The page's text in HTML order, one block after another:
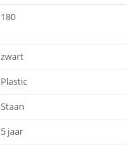
180
zwart
Plastic
Staan
5 jaar